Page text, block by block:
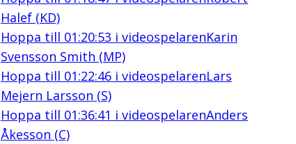
Halef (KD)
Hoppa till 01:20:53 i videospelarenKarin
Svensson Smith (MP)
Hoppa till 01:22:46i videospelarenLars
Mejern Larsson (S)
Hoppa till 01:36:41 i videospelarenAnders
Åkesson (C)